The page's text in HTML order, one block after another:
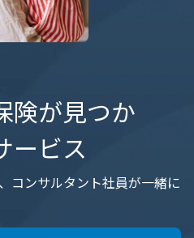
険が見つか
ービス
コンサルタント社員が一緒に